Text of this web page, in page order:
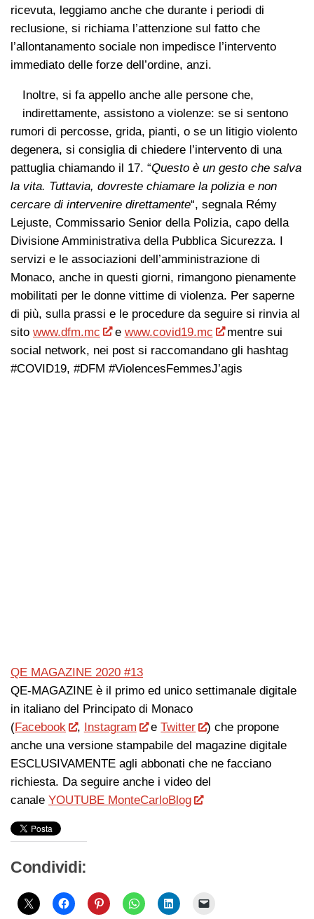
ricevuta, leggiamo anche che durante i periodi di
reclusione, si richiama l’attenzione sul fatto che
l’allontanamento sociale non impedisce l’intervento
immediato delle forze dell’ordine, anzi.
Inoltre, si fa appello anche alle persone che,
indirettamente, assistono a violenze: se si sentono
rumori di percosse, grida, pianti, o se un litigio violento
degenera, si consiglia di chiedere l’intervento di una
pattuglia chiamando il 17. “Questo è un gesto che salva
la vita. Tuttavia, dovreste chiamare la polizia e non
cercare di intervenire direttamente“, segnala Rémy
Lejuste, Commissario Senior della Polizia, capo della
Divisione Amministrativa della Pubblica Sicurezza. I
servizi e le associazioni dell’amministrazione di
Monaco, anche in questi giorni, rimangono pienamente
mobilitati per le donne vittime di violenza. Per saperne
di più, sulla prassi e le procedure da seguire si rinvia al
sito www.dfm.mc e www.covid19.mc
mentre sui
social network, nei post si raccomandano gli hashtag
#COVID19, #DFM #ViolencesFemmesJ’agis
QE MAGAZINE 2020 #13
QE-MAGAZINE è il primo ed unico settimanale digitale
in italiano del Principato di Monaco
(Facebook , Instagram eTwitter
) che propone
anche una versione stampabile del magazine digitale
ESCLUSIVAMENTE agli abbonati che ne facciano
richiesta. Da seguire anche i video del
canale YOUTUBE MonteCarloBlog
Condividi: